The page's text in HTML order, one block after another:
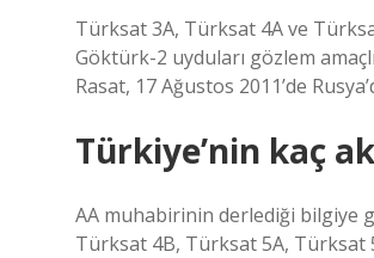
Türksat 3A, Türksat 4A ve
Göktürk-2 uyduları gözlem
Rasat, 17 Ağustos 2011’de
Türkiye’nin kaç
AA muhabirinin derlediği bilgiye
Türksat 4B, Türksat 5A, Türksat